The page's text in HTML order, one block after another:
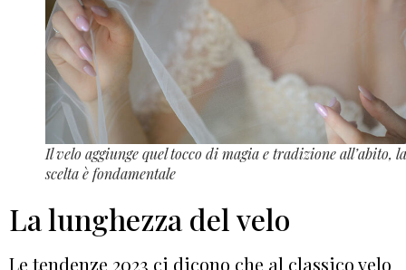
Il velo aggiunge quel tocco di magia e tradizione all’abito,
scelta è fondamentale
La lunghezza del velo
Le tendenze 2023 ci dicono che al classico velo